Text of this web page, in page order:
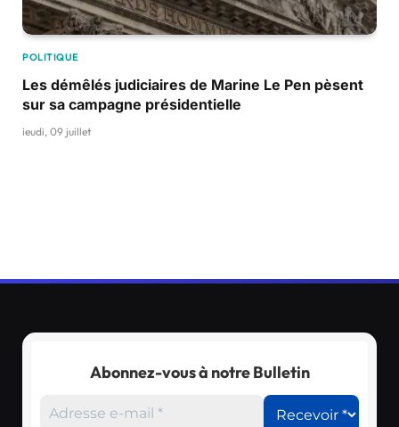
POLITIQUE
Les démêlés judiciaires de Marine Le Pen pèsent
sur sa campagne présidentielle
jeudi, 09 juillet
Abonnez-vous à notre Bulletin